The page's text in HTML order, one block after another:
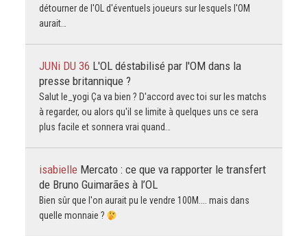
détourner de l'OL d'éventuels joueurs sur lesquels l'OM
aurait…
JUNi DU 36 L'OL déstabilisé par l'OM dans la
presse britannique ?
Salut le_yogi Ça va bien ? D'accord avec toi sur les matchs
à regarder, ou alors qu'il se limite à quelques uns ce sera
plus facile et sonnera vrai quand…
isabielle Mercato : ce que va rapporter le transfert
de Bruno Guimarães à l’OL
Bien sûr que l'on aurait pu le vendre 100M.... mais dans
quelle monnaie ?